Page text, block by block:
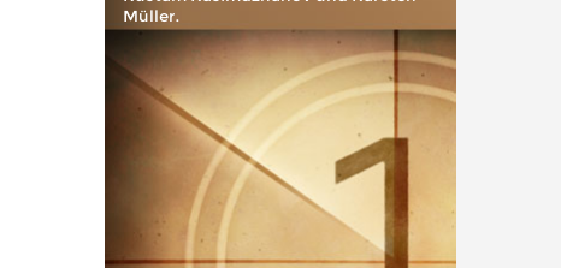
Müller.